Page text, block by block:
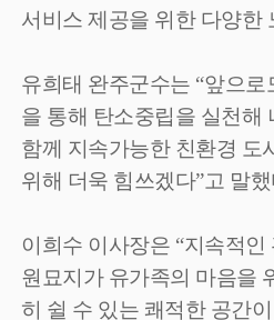
서비스 제공을 위한 다양한
유희태 완주군수는 “앞으로
을 통해 탄소중립을 실천해
함께 지속가능한 친환경 도
위해 더욱 힘쓰겠다”고 말
이희수 이사장은 “지속적인
원묘지가 유가족의 마음을
히 쉴 수 있는 쾌적한 공간